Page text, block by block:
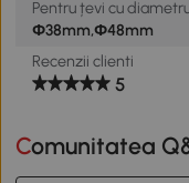
Pentru țevi cu
Φ38mm,Φ48mm
Recenzii clienti
5
Comunitatea